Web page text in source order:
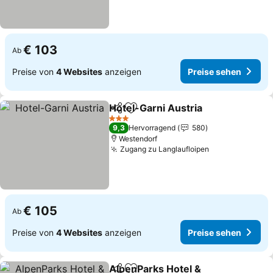
Ab € 103
Preise von 4 Websites anzeigen Preise sehen
TeilenZu Favoriten hinzufügen
Hotel-Garni Austria
3 Sterne
9,3 Hervorragend
580
Westendorf
Zugang zu Langlaufloipen
Ab € 105
Preise von 4 Websites anzeigen Preise sehen
AlpenParks Hotel &